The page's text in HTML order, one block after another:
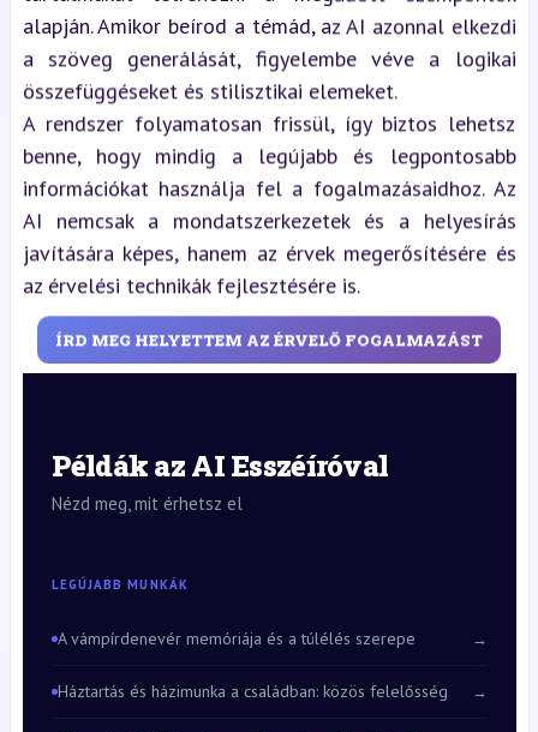
alapján. Amikor beírod a témád, az AI azonnal elkezdi
a szöveg generálását, figyelembe véve a logikai
összefüggéseket és stilisztikai elemeket.
A rendszer folyamatosan frissül, így biztos lehetsz
benne, hogy mindig a legújabb és legpontosabb
információkat használja fel a fogalmazásaidhoz. Az
AI nemcsak a mondatszerkezetek és a helyesírás
javítására képes, hanem az érvek megerősítésére és
az érvelési technikák fejlesztésére is.
ÍRD MEG HELYETTEM AZ ÉRVELŐ FOGALMAZÁST
Példák az AI Esszéíróval
Nézd meg, mit érhetsz el
LEGÚJABB MUNKÁK
A vámpírdenevér memóriája és a túlélés szerepe →
Háztartás és házimunka a családban: közös felelősség →